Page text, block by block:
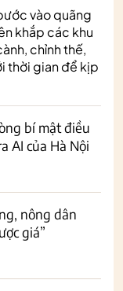
vào quãng
khắp các khu
chỉnh thế,
thời gian để kịp
bí mật điều
AI của Hà Nội
nông dân
giá”